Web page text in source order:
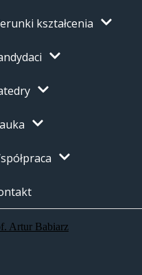
kształcenia
Artur Babiarz